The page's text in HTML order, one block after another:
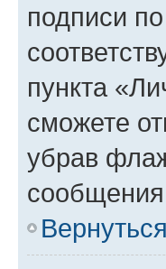
подписи
пункта
сможете
убрав